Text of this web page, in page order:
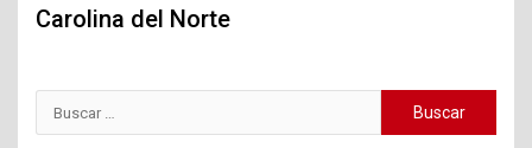
Carolina del Norte
Buscar: